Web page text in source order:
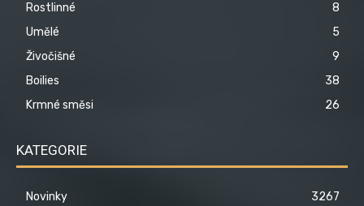
Rostlinné
8
Umělé
5
Živočišné
9
Boilies
38
Krmné směsi
26
KATEGORIE
Novinky
3267